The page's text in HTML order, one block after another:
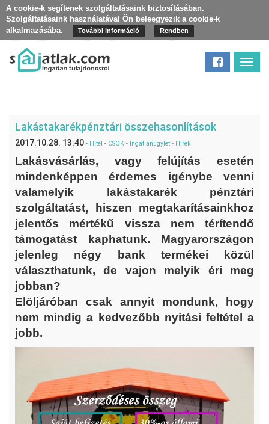
A cookie-k segítenek szolgáltatásaink biztosításában.
Szolgáltatásaink használatával Ön beleegyezik a cookie-k
alkalmazásába.
További információ Rendben
Lakástakarékpénztári összehasonlítások
2017.10.28. 13:40 - Hitel - CSOK - Ingatlanügylet - Hírek
Lakásvásárlás, vagy felújítás esetén
mindenképpen érdemes igénybe venni
valamelyik lakástakarék pénztári
szolgáltatást, hiszen megtakarításainkhoz
jelentős mértékű vissza nem térítendő
támogatást kaphatunk. Magyarországon
jelenleg négy bank termékei közül
választhatunk, de vajon melyik éri meg
jobban?
Elöljáróban csak annyit mondunk, hogy
nem mindig a kedvezőbb nyitási feltétel a
jobb.